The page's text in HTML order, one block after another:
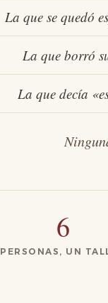
La que se quedó
La que borró
La que decía
6
PERSONAS, UN